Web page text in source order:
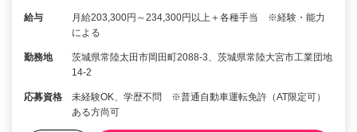
給与
月給203,300円～234,300円以上＋各種手当 ※経験・能力
による
勤務地
茨城県常陸太田市岡田町2088-3、茨城県常陸大宮市工業団地
14-2
応募資格
未経験OK、学歴不問 ※普通自動車運転免許（AT限定可）
ある方尚可